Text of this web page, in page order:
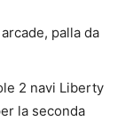
palla da
2 navi Liberty
la seconda